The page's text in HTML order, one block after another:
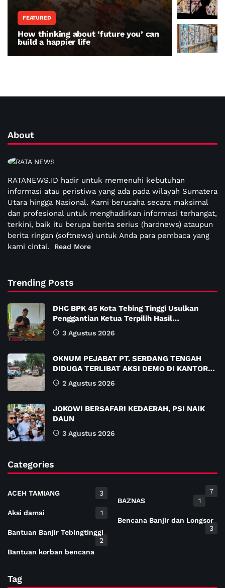
FEATURED
How thinking about ‘future you’ can
build a happier life
WORLD
The war
About
RATANEWS.ID hadir untuk memenuhi kebutuhan
informasi atau peristiwa yang ada pada wilayah Sumatera
Utara hingga Nasional. Kami berusaha secara maksimal
dan profesional untuk menghadirkan informasi terhangat,
terkini, baik itu berupa berita serius (hardnews) ataupun
berita ringan (softnews) untuk Anda para pembaca yang
kami cintai.
Read More
Trending Posts
DHC BPK 45 Kota Tebing Tinggi Usulkan
Penggantian Ketua Terpilih Hasil…
3 Agustus 2026
OKNUM PEJABAT PT. SERDANG TENGAH
DIDUGA TERLIBAT AKSI DEMO DI KANTOR…
2 Agustus 2026
JOKOWI BERSAFARI KEDAERAH, PSI NAIK
DAUN
3 Agustus 2026
Categories
ACEH TAMIANG 3
Aksi damai 1
Bantuan Banjir Tebingtinggi
2
Bantuan korban bencana
7
BAZNAS
1
Bencana Banjir dan Longsor
3
Tag